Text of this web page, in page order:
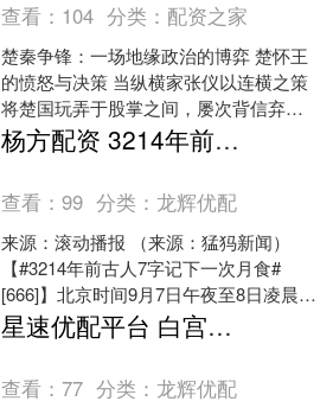
查看： 104 分类： 配资之家
楚秦争锋：一场地缘政治的博弈 楚怀王
的愤怒与决策 当纵横家张仪以连横之策
将楚国玩弄于股掌之间，屡次背信弃义
后，楚怀王终于忍无可忍，在朝堂之上
拍案而起，决定对秦国....
杨方配资 3214年前古人7字记下一次月食
查看：99 分类： 龙辉优配
来源：滚动播报 （来源：猛犸新闻）
【#3214年前古人7字记下一次月食#
[666]】北京时间9月7日午夜至8日凌晨，
我国全境都将观测到一次壮观的月全
食，通过肉....
星速优配平台 白宫宴请科技大佬马斯克缺席引关注
查看：77 分类： 龙辉优配